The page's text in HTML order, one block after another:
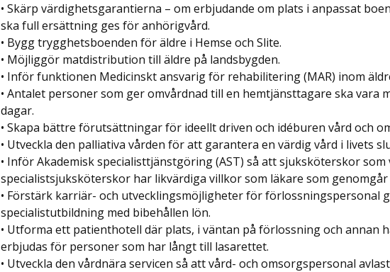
• Skärp värdighetsgarantierna – om erbjudande om plats i anpassat
ska full ersättning ges för anhörigvård.
• Bygg trygghetsboenden för äldre i Hemse och Slite.
• Möjliggör matdistribution till äldre på landsbygden.
• Inför funktionen Medicinskt ansvarig för rehabilitering (MAR) inom
• Antalet personer som ger omvårdnad till en hemtjänsttagare ska vara
dagar.
• Skapa bättre förutsättningar för ideellt driven och idéburen vård och
• Utveckla den palliativa vården för att garantera en värdig vård i livets
• Inför Akademisk specialisttjänstgöring (AST) så att sjuksköterskor
specialistsjuksköterskor har likvärdiga villkor som läkare som
• Förstärk karriär- och utvecklingsmöjligheter för förlossningspersonal
specialistutbildning med bibehållen lön.
• Utforma ett patienthotell där plats, i väntan på förlossning och annan
erbjudas för personer som har långt till lasarettet.
• Utveckla den vårdnära servicen så att vård- och omsorgspersonal